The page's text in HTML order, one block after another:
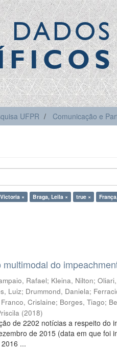
DADOS
UFPR Comunicação e
× Braga, Leila × true ×
do
Rafael; Kleina, Nilton;
Luiz; Drummond, Daniela;
Franco, Crislaine; Borges, Tiago;
(2018)
de 2202 notícias a respeito do
de 2015 (data em que foi
...